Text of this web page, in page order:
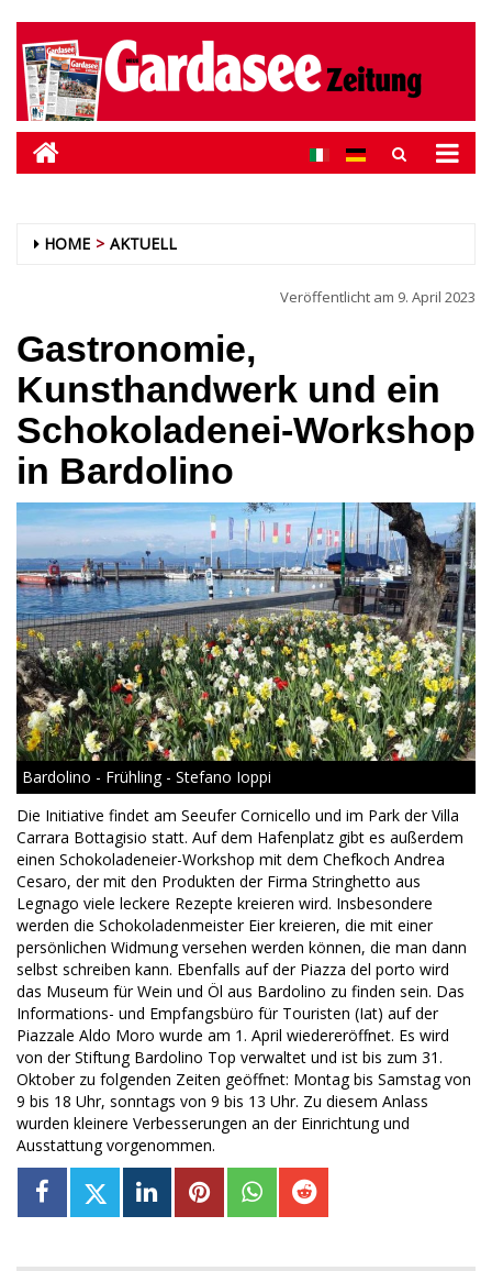
HOME AKTUELL
Veröffentlicht am 9. April 2023
Gastronomie,
Kunsthandwerk und ein
Schokoladenei-Workshop
in Bardolino
Bardolino - Frühling - Stefano Ioppi
Die Initiative findet am Seeufer Cornicello und im Park der Villa
Carrara Bottagisio statt. Auf dem Hafenplatz gibt es außerdem
einen Schokoladeneier-Workshop mit dem Chefkoch Andrea
Cesaro, der mit den Produkten der Firma Stringhetto aus
Legnago viele leckere Rezepte kreieren wird. Insbesondere
werden die Schokoladenmeister Eier kreieren, die mit einer
persönlichen Widmung versehen werden können, die man dann
selbst schreiben kann. Ebenfalls auf der Piazza del porto wird
das Museum für Wein und Öl aus Bardolino zu finden sein. Das
Informations- und Empfangsbüro für Touristen (Iat) auf der
Piazzale Aldo Moro wurde am 1. April wiedereröffnet. Es wird
von der Stiftung Bardolino Top verwaltet und ist bis zum 31.
Oktober zu folgenden Zeiten geöffnet: Montag bis Samstag von
9 bis 18 Uhr, sonntags von 9 bis 13 Uhr. Zu diesem Anlass
wurden kleinere Verbesserungen an der Einrichtung und
Ausstattung vorgenommen.